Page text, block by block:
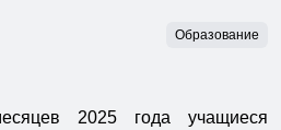
Образование
2025 года учащиеся